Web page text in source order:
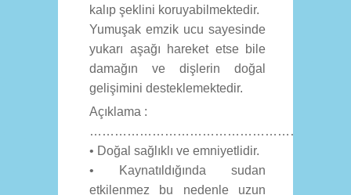
kalıp şeklini koruyabilmektedir.
Yumuşak emzik ucu sayesinde
yukarı aşağı hareket etse bile
damağın ve dişlerin doğal
gelişimini desteklemektedir.
Açıklama :
• Doğal sağlıklı ve emniyetlidir.
• Kaynatıldığında sudan
etkilenmez bu nedenle uzun